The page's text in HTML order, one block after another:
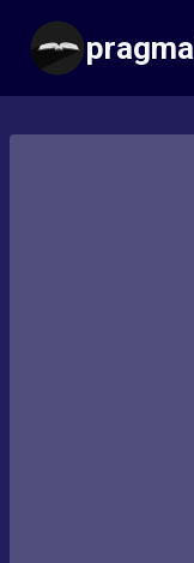
Перейти
содержимому